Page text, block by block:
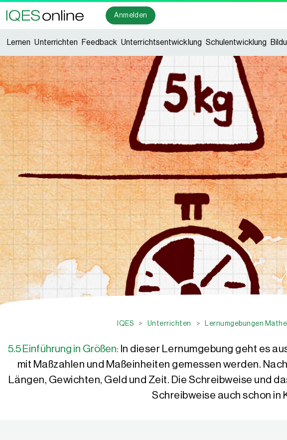
Anmelden
Lernen Unterrichten Feedback Unterrichtsentwicklung Schulentwicklung
IQES > Unterrichten > Lernumgebungen
5.5 Einführung in Größen: In dieser Lernumgebung geht es
mit Maßzahlen und Maßeinheiten gemessen werden.
Längen, Gewichten, Geld und Zeit. Die Schreibweise und
Schreibweise auch schon in